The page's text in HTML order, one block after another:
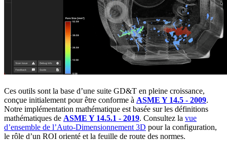
Ces outils sont la base d’une suite GD&T en pleine croissance,
conçue initialement pour être conforme à ASME Y 14.5 - 2009.
Notre implémentation mathématique est basée sur les définitions
mathématiques de ASME Y 14.5.1 - 2019. Consultez la vue
d’ensemble de l’Auto-Dimensionnement 3D pour la configuration,
le rôle d’un ROI orienté et la feuille de route des normes.